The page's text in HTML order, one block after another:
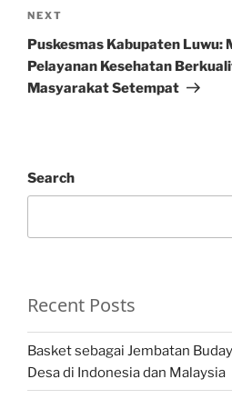
Next
Post
NEXT
Puskesmas Kabupaten Luwu:
Pelayanan Kesehatan
Masyarakat Setempat
Search
Recent Posts
Basket sebagai Jembatan
Desa di Indonesia dan Malaysia